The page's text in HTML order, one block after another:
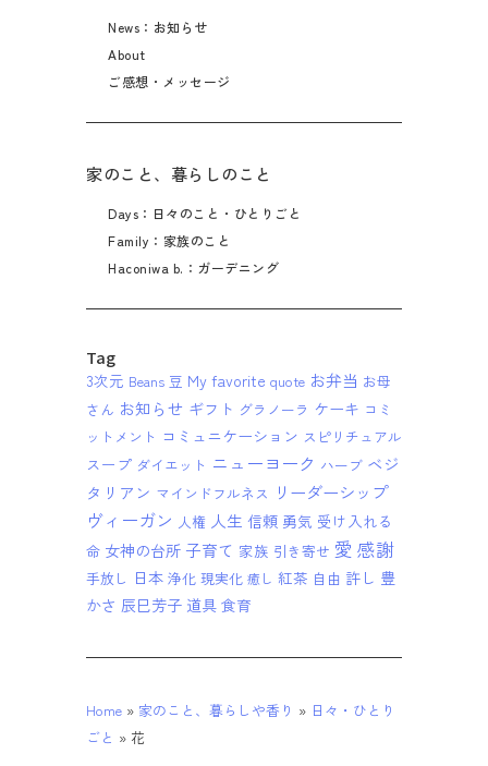
News：お知らせ
About
ご感想・メッセージ
家のこと、暮らしのこと
Days：日々のこと・ひとりごと
Family：家族のこと
Haconiwa b.：ガーデニング
Tag
3次元 Beans 豆 My favorite quote お弁当 お母
さん お知らせ ギフト グラノーラ ケーキ コミ
ットメント コミュニケーション スピリチュアル
スープ ダイエット ニューヨーク ハーブ ベジ
タリアン マインドフルネス リーダーシップ
ヴィーガン 人権 人生 信頼 勇気 受け入れる
命 女神の台所 子育て 家族 引き寄せ 愛 感謝
手放し 日本 浄化 現実化 癒し 紅茶 自由 許し 豊
かさ 辰巳芳子 道具 食育
Home » 家のこと、暮らしや香り » 日々・ひとり
ごと » 花